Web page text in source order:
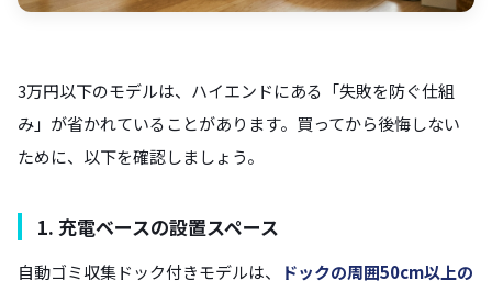
3万円以下のモデルは、ハイエンドにある「失敗を防ぐ仕組
み」が省かれていることがあります。買ってから後悔しない
ために、以下を確認しましょう。
1. 充電ベースの設置スペース
自動ゴミ収集ドック付きモデルは、
ドックの周囲50cm以上の